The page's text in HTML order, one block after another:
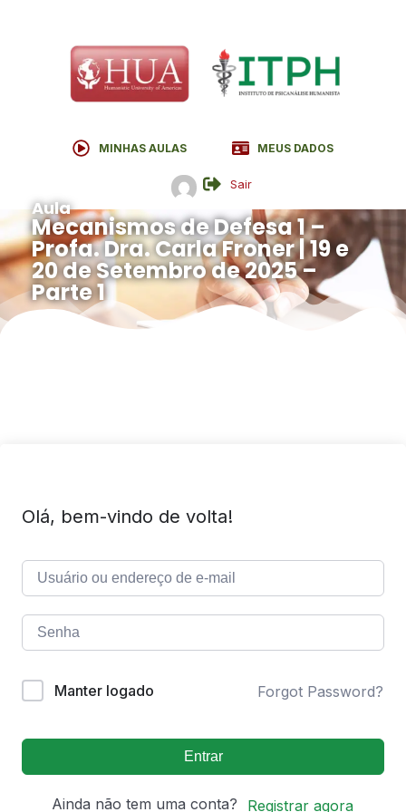
MINHAS AULAS MEUS DADOS
Sair
Aula
Mecanismos de Defesa 1 –
Profa. Dra. Carla Froner | 19 e
20 de Setembro de 2025 –
Parte 1
Olá, bem-vindo de volta!
Manter logado Forgot Password?
Entrar
Ainda não tem uma conta? Registrar agora